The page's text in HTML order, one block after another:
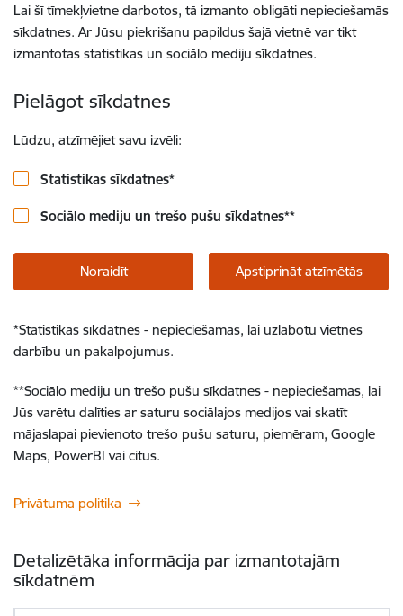
Lai šī tīmekļvietne darbotos, tā izmanto obligāti nepieciešamās
sīkdatnes. Ar Jūsu piekrišanu papildus šajā vietnē var tikt
izmantotas statistikas un sociālo mediju sīkdatnes.
Pielāgot sīkdatnes
Lūdzu, atzīmējiet savu izvēli:
Statistikas sīkdatnes*
Sociālo mediju un trešo pušu sīkdatnes**
Noraidīt Apstiprināt atzīmētās
*Statistikas sīkdatnes - nepieciešamas, lai uzlabotu vietnes
darbību un pakalpojumus.
**Sociālo mediju un trešo pušu sīkdatnes - nepieciešamas, lai
Jūs varētu dalīties ar saturu sociālajos medijos vai skatīt
mājaslapai pievienoto trešo pušu saturu, piemēram, Google
Maps, PowerBI vai citus.
Privātuma politika
Detalizētāka informācija par izmantotajām
sīkdatnēm